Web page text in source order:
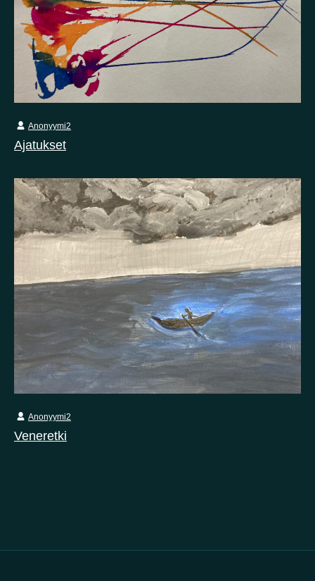
Ajatukset
Anonyymi2
Veneretki
Anonyymi2